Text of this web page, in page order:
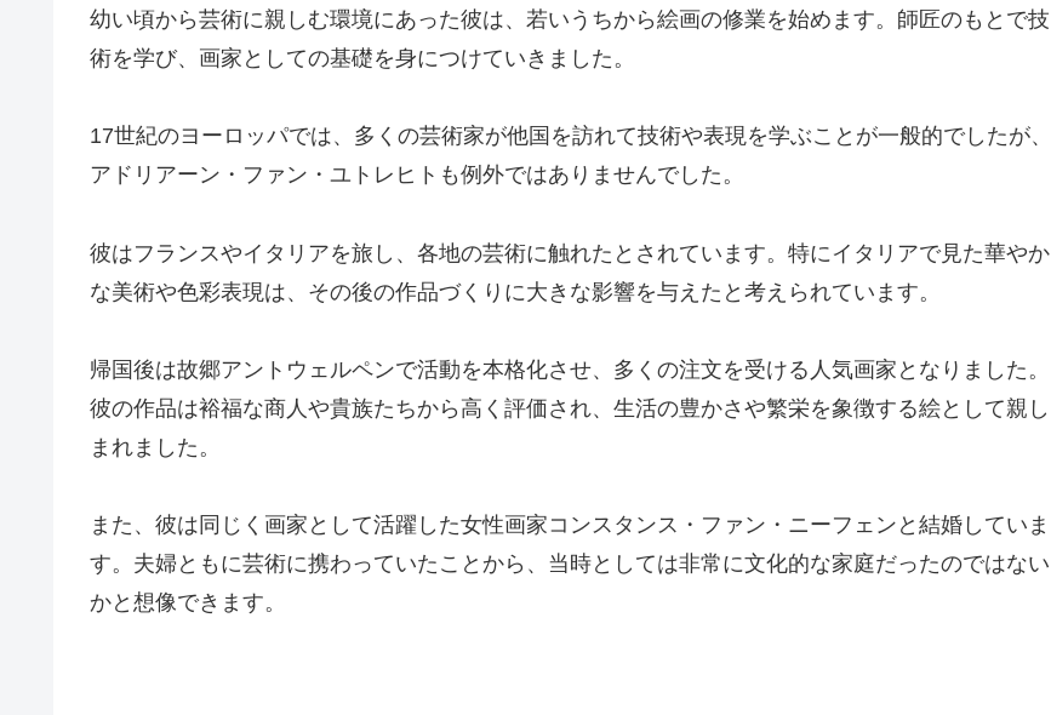
幼い頃から芸術に親しむ環境にあった彼は、若いうちから絵画の修業を始めます。師匠のもとで技
術を学び、画家としての基礎を身につけていきました。
17世紀のヨーロッパでは、多くの芸術家が他国を訪れて技術や表現を学ぶことが一般的でしたが、
アドリアーン・ファン・ユトレヒトも例外ではありませんでした。
彼はフランスやイタリアを旅し、各地の芸術に触れたとされています。特にイタリアで見た華やか
な美術や色彩表現は、その後の作品づくりに大きな影響を与えたと考えられています。
帰国後は故郷アントウェルペンで活動を本格化させ、多くの注文を受ける人気画家となりました。
彼の作品は裕福な商人や貴族たちから高く評価され、生活の豊かさや繁栄を象徴する絵として親し
まれました。
また、彼は同じく画家として活躍した女性画家コンスタンス・ファン・ニーフェンと結婚していま
す。夫婦ともに芸術に携わっていたことから、当時としては非常に文化的な家庭だったのではない
かと想像できます。